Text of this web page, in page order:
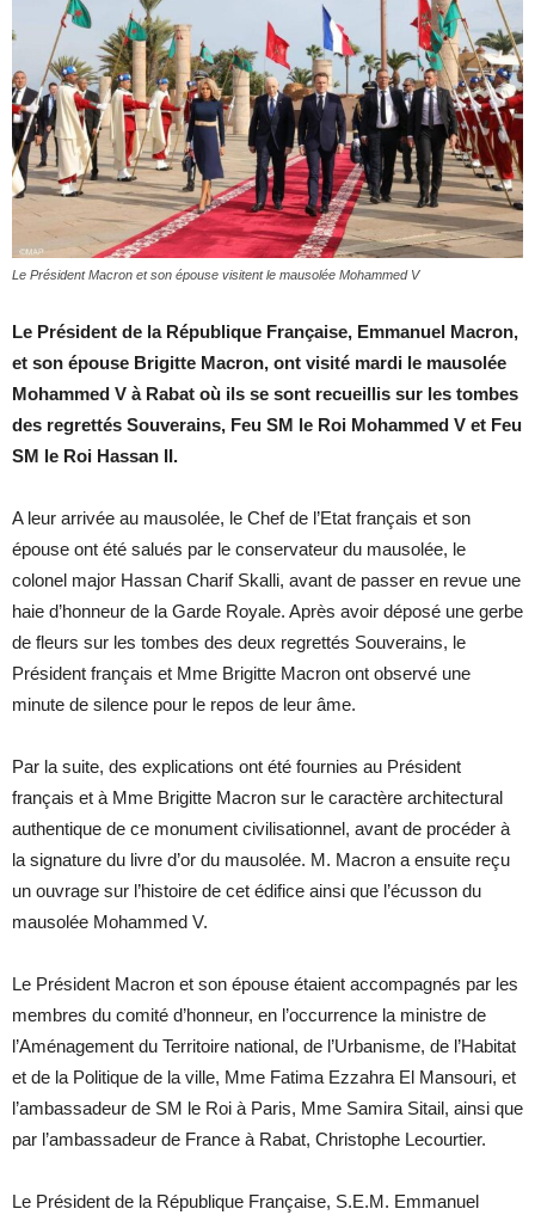
Le Président Macron et son épouse visitent le mausolée Mohammed V
Le Président de la République Française, Emmanuel Macron,
et son épouse Brigitte Macron, ont visité mardi le mausolée
Mohammed V à Rabat où ils se sont recueillis sur les tombes
des regrettés Souverains, Feu SM le Roi Mohammed V et Feu
SM le Roi Hassan II.
A leur arrivée au mausolée, le Chef de l’Etat français et son
épouse ont été salués par le conservateur du mausolée, le
colonel major Hassan Charif Skalli, avant de passer en revue une
haie d’honneur de la Garde Royale. Après avoir déposé une gerbe
de fleurs sur les tombes des deux regrettés Souverains, le
Président français et Mme Brigitte Macron ont observé une
minute de silence pour le repos de leur âme.
Par la suite, des explications ont été fournies au Président
français et à Mme Brigitte Macron sur le caractère architectural
authentique de ce monument civilisationnel, avant de procéder à
la signature du livre d’or du mausolée. M. Macron a ensuite reçu
un ouvrage sur l’histoire de cet édifice ainsi que l’écusson du
mausolée Mohammed V.
Le Président Macron et son épouse étaient accompagnés par les
membres du comité d’honneur, en l’occurrence la ministre de
l’Aménagement du Territoire national, de l’Urbanisme, de l’Habitat
et de la Politique de la ville, Mme Fatima Ezzahra El Mansouri, et
l’ambassadeur de SM le Roi à Paris, Mme Samira Sitail, ainsi que
par l’ambassadeur de France à Rabat, Christophe Lecourtier.
Le Président de la République Française, S.E.M. Emmanuel